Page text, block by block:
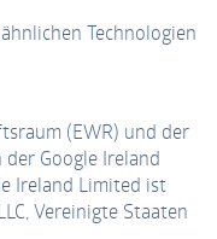
Technologien
(EWR) und der
Google Ireland
Ireland Limited ist
Vereinigte Staaten